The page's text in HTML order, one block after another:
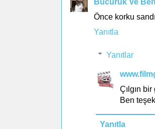
Önce korku
Yanıtla
Yanıtlar
Çılgın
Ben
Yanıtla